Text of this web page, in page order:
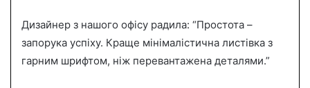
Дизайнер з нашого офісу радила: “Простота –
запорука успіху. Краще мінімалістична листівка з
гарним шрифтом, ніж перевантажена деталями.”